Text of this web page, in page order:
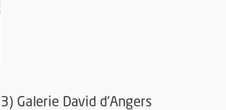
3) Galerie David d'Angers